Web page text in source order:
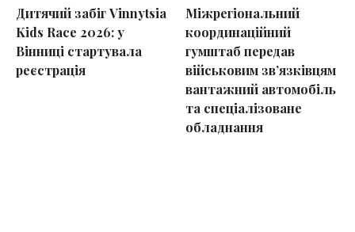
Дитячий забіг Vinnytsia
Kids Race 2026: у
Вінниці стартувала
реєстрація
Міжрегіональний
координаційний
гумштаб передав
військовим зв’язківцям
вантажний автомобіль
та спеціалізоване
обладнання